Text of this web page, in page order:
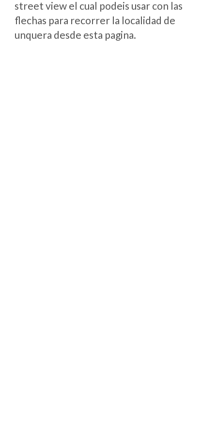
street view el cual podeis usar con las
flechas para recorrer la localidad de
unquera desde esta pagina.